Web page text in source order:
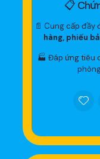
📋
📄 Cung cấp đầy
hàng, phiếu
🏭 Đáp ứng tiêu